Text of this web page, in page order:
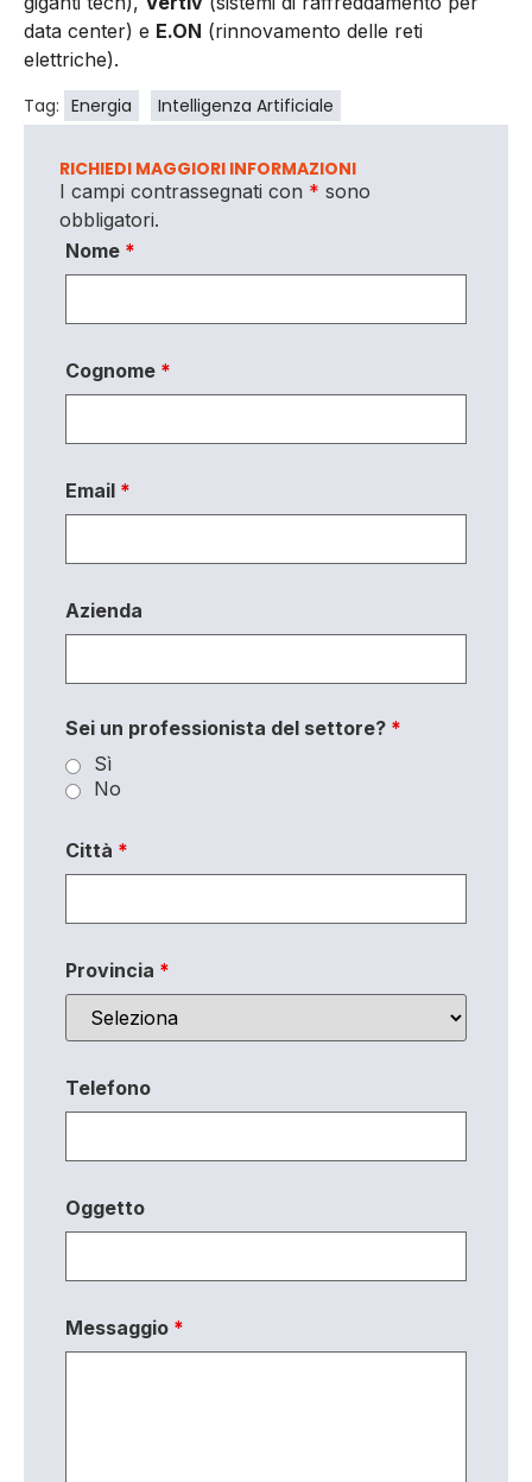
data center) e E.ON (rinnovamento delle reti
elettriche).
Tag: Energia Intelligenza Artificiale
RICHIEDI MAGGIORI INFORMAZIONI
I campi contrassegnati con * sono
obbligatori.
Nome *
Cognome *
Email *
Azienda
Sei un professionista del settore? *
Sì
No
Città *
Provincia *
Telefono
Oggetto
Messaggio *